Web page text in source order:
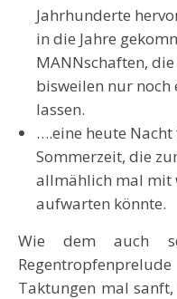
Jahrhunderte
in die Jahre
MANNschaften,
bisweilen nur
lassen.
….eine heute
Sommerzeit, die
allmählich mal mit
aufwarten könnte.
Wie dem auch
Taktungen mal